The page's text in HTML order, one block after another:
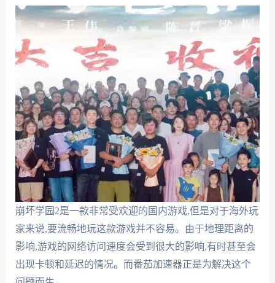
崩坏学园2是一款非常受欢迎的国内游戏,但是对于海外玩
家来说,要流畅地玩这款游戏并不容易。由于地理距离的
影响,游戏的网络访问速度会受到很大的影响,有时甚至会
出现卡顿和延迟的情况。而番茄加速器正是为解决这个